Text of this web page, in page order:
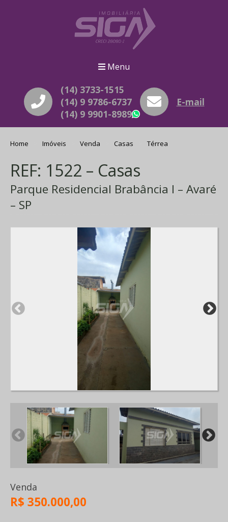
Menu
(14) 3733-1515
(14) 9 9786-6737
(14) 9 9901-8989
WhatsApp
E-mail
Home Imóveis Venda Casas Térrea
REF: 1522 – Casas
Parque Residencial Brabância I – Avaré
– SP
Venda
R$ 350.000,00